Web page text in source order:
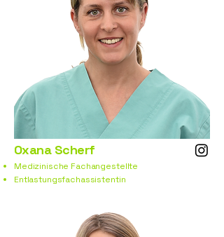
Oxana Scherf
Medizinische Fachangestellte
Entlastungsfachassistentin